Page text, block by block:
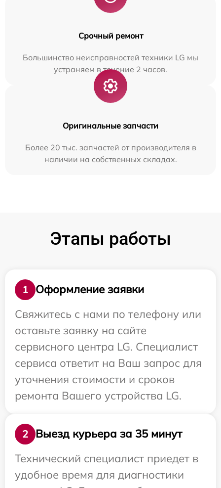
Срочный ремонт
Большинство неисправностей техники LG мы
устраняем в течение 2 часов.
Оригинальные запчасти
Более 20 тыс. запчастей от производителя в
наличии на собственных складах.
Этапы работы
1
Оформление заявки
Свяжитесь с нами по телефону или
оставьте заявку на сайте
сервисного центра LG. Специалист
сервиса ответит на Ваш запрос для
уточнения стоимости и сроков
ремонта Вашего устройства LG.
2
Выезд курьера за 35 минут
Технический специалист приедет в
удобное время для диагностики